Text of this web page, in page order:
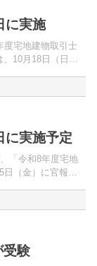
に実施
度宅地建物取引士
10月18日（日）
に実施予定
「令和8年度宅地
日（金）に官報公
受験